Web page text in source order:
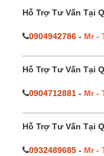
Hỗ Trợ Tư Vấn Tại
0904942786 - Mr -
Hỗ Trợ Tư Vấn Tại
0904712881 - Mr -
Hỗ Trợ Tư Vấn Tại
0932489685 - Mr -